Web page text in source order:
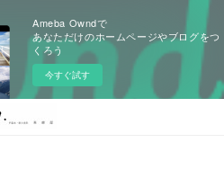
Ameba Owndで
あなただけのホームページやブログをつ
くろう
今すぐ試す